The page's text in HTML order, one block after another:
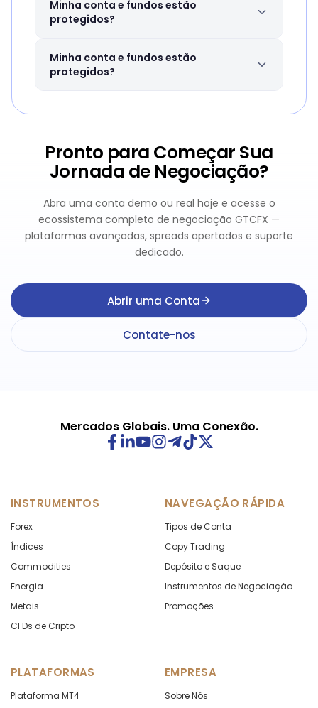
flexíveis até 1:2000, dependendo do tipo de
Consulte nossa página de alavancagem
para detalhes completos.
Minha conta e fundos estão
protegidos?
Sim. Os fundos dos clientes são mantidos
em contas segregadas em bancos de
segurança de seus fundos.
Minha conta e fundos estão
protegidos?
monitora contas 24/7.
Pronto para Começar Sua
Jornada de Negociação?
Abra uma conta demo ou real hoje e acesse o
ecossistema completo de negociação GTCFX —
plataformas avançadas, spreads apertados e suporte
dedicado.
Abrir uma Conta
Contate-nos
Mercados Globais. Uma Conexão.
INSTRUMENTOS
Forex
Índices
Commodities
Energia
Metais
CFDs de Cripto
NAVEGAÇÃO RÁPIDA
Tipos de Conta
Copy Trading
Depósito e Saque
Instrumentos de Negociação
Promoções
PLATAFORMAS
Plataforma MT4
EMPRESA
Sobre Nós